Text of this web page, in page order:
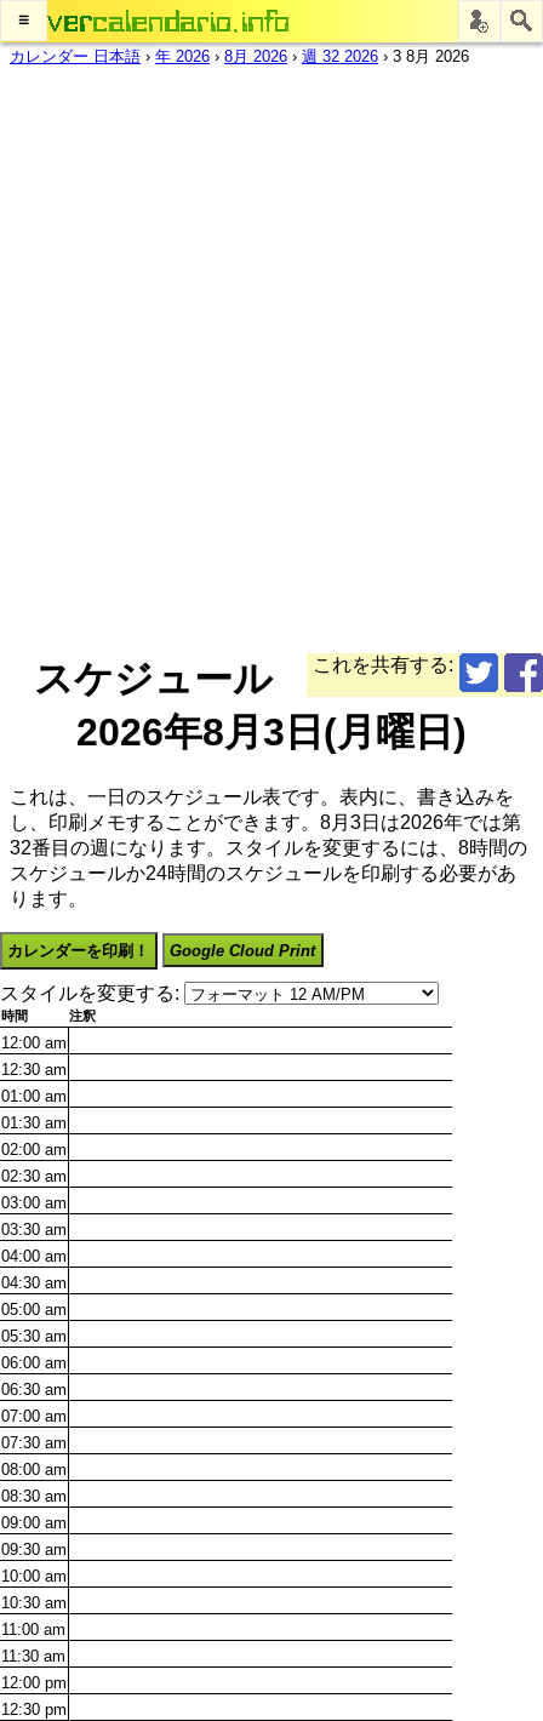
≡
カレンダー 日本語 › 年 2026 › 8月 2026 › 週 32 2026 › 3 8月 2026
これを共有する:
スケジュール
2026年8月3日(月曜日)
これは、一日のスケジュール表です。表内に、書き込みを
し、印刷メモすることができます。8月3日は2026年では第
32番目の週になります。スタイルを変更するには、8時間の
スケジュールか24時間のスケジュールを印刷する必要があ
ります。
カレンダーを印刷！ Google Cloud Print
スタイルを変更する:
時間 注釈
12:00 am
12:30 am
01:00 am
01:30 am
02:00 am
02:30 am
03:00 am
03:30 am
04:00 am
04:30 am
05:00 am
05:30 am
06:00 am
06:30 am
07:00 am
07:30 am
08:00 am
08:30 am
09:00 am
09:30 am
10:00 am
10:30 am
11:00 am
11:30 am
12:00 pm
12:30 pm